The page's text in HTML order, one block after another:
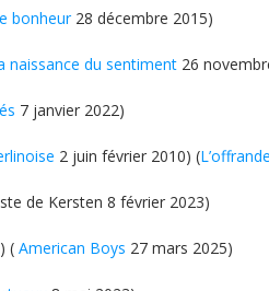
bonheur28 décembre 2015)
naissance du sentiment 26
7 janvier 2022)
2 juin février 2010) (
de Kersten 8 février 2023)
( American Boys 27 mars 2025)